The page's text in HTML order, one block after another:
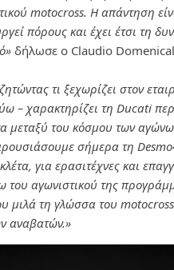
motocross. Η απάντηση
πόρους και έχει έτσι τη
δήλωσε ο Claudio
τι ξεχωρίζει στον
– χαρακτηρίζει τη Ducati
μεταξύ του κόσμου των
σήμερα τη
για ερασιτέχνες και
του αγωνιστικού της
μιλά τη γλώσσα του motocross
αναβατών.»